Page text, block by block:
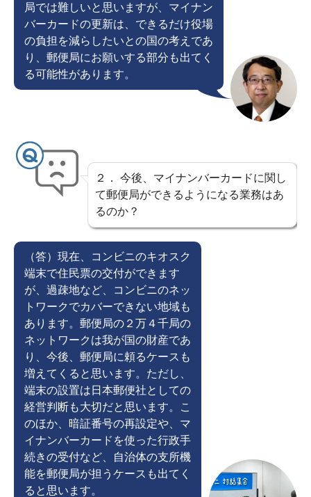
局では難しいと思いますが、マイナン
バーカードの更新は、できるだけ役場
の負担を減らしたいとの国の考えであ
り、郵便局にお願いする部分も出てく
る可能性があります。
２． 今後、マイナンバーカードに関し
て郵便局ができるようになる業務はあ
るのか？
（答）現在、コンビニのキオスク
端末で住民票の交付ができます
が、過疎地など、コンビニのネッ
トワークでカバーできない地域も
あります。郵便局の２万４千局の
ネットワークは我が国の財産であ
り、今後、郵便局に頼るケースも
増えてくると思います。ただし、
端末の設置は日本郵便社としての
経営判断も大切だと思います。こ
のほか、暗証番号の再設定や、マ
イナンバーカードを使った行政手
続きの受付など、自治体の支所機
能を郵便局が担うケースも出てく
ると思います。